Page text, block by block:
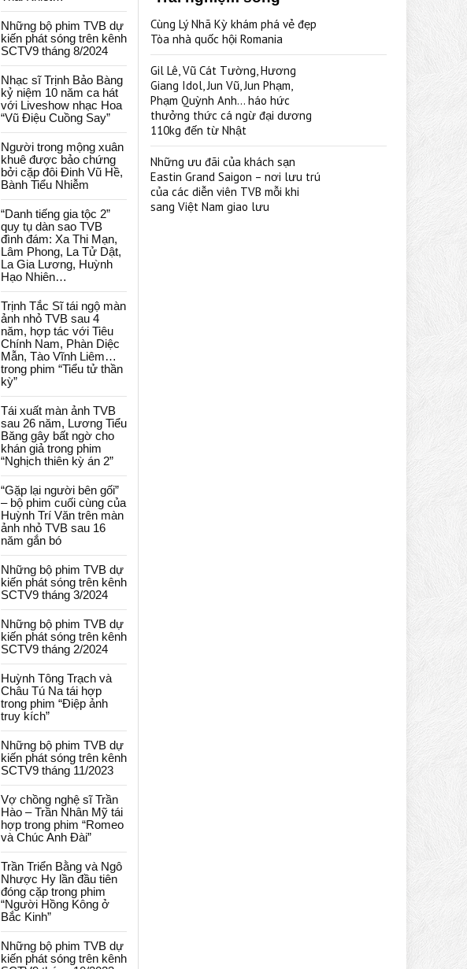
Những bộ phim TVB dự
kiến phát sóng trên kênh
SCTV9 tháng 8/2024
Nhạc sĩ Trịnh Bảo Bàng
kỷ niệm 10 năm ca hát
với Liveshow nhạc Hoa
“Vũ Điệu Cuồng Say”
Người trong mộng xuân
khuê được bảo chứng
bởi cặp đôi Đinh Vũ Hề,
Bành Tiểu Nhiễm
“Danh tiếng gia tộc 2”
quy tụ dàn sao TVB
đình đám: Xa Thi Mạn,
Lâm Phong, La Tử Dật,
La Gia Lương, Huỳnh
Hạo Nhiên…
Trịnh Tắc Sĩ tái ngộ màn
ảnh nhỏ TVB sau 4
năm, hợp tác với Tiêu
Chính Nam, Phàn Diệc
Mẫn, Tào Vĩnh Liêm…
trong phim “Tiểu tử thần
kỳ”
Tái xuất màn ảnh TVB
sau 26 năm, Lương Tiểu
Băng gây bất ngờ cho
khán giả trong phim
“Nghịch thiên kỳ án 2”
“Gặp lại người bên gối”
– bộ phim cuối cùng của
Huỳnh Trí Văn trên màn
ảnh nhỏ TVB sau 16
năm gắn bó
Những bộ phim TVB dự
kiến phát sóng trên kênh
SCTV9 tháng 3/2024
Những bộ phim TVB dự
kiến phát sóng trên kênh
SCTV9 tháng 2/2024
Huỳnh Tông Trạch và
Châu Tú Na tái hợp
trong phim “Điệp ảnh
truy kích”
Những bộ phim TVB dự
kiến phát sóng trên kênh
SCTV9 tháng 11/2023
Vợ chồng nghệ sĩ Trần
Hào – Trần Nhân Mỹ tái
hợp trong phim “Romeo
và Chúc Anh Đài”
Trần Triển Bằng và Ngô
Nhược Hy lần đầu tiên
đóng cặp trong phim
“Người Hồng Kông ở
Bắc Kinh”
Những bộ phim TVB dự
kiến phát sóng trên kênh
Cùng Lý Nhã Kỳ khám phá vẻ đẹp
Tòa nhà quốc hội Romania
Gil Lê, Vũ Cát Tường, Hương
Giang Idol, Jun Vũ, Jun Phạm,
Phạm Quỳnh Anh… háo hức
thưởng thức cá ngừ đại dương
110kg đến từ Nhật
Những ưu đãi của khách sạn
Eastin Grand Saigon – nơi lưu trú
của các diễn viên TVB mỗi khi
sang Việt Nam giao lưu